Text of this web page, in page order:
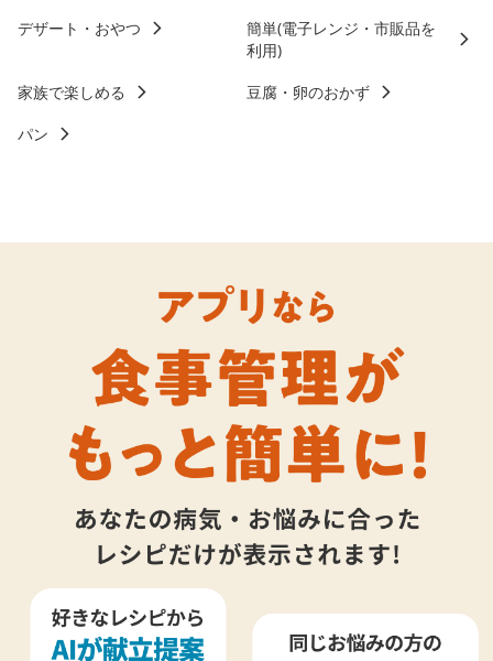
デザート・おやつ
簡単(電子レンジ・市販品を
利用)
家族で楽しめる
豆腐・卵のおかず
パン